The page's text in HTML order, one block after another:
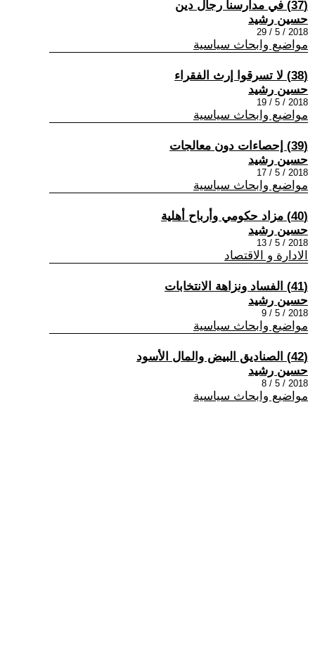
(37) في مدارسنا رجال دين
حسين رشيد
2018 / 5 / 29
مواضيع وابحاث سياسية
(38) لا تسرقوا إرث الفقراء
حسين رشيد
2018 / 5 / 19
مواضيع وابحاث سياسية
(39) إحصاءات دون معالجات
حسين رشيد
2018 / 5 / 17
مواضيع وابحاث سياسية
(40) مزاد حكومي وأرباح أهلية
حسين رشيد
2018 / 5 / 13
الادارة و الاقتصاد
(41) الفساد ونزاهة الانتخابات
حسين رشيد
2018 / 5 / 9
مواضيع وابحاث سياسية
(42) الصناديق البيض والمال الأسود
حسين رشيد
2018 / 5 / 8
مواضيع وابحاث سياسية